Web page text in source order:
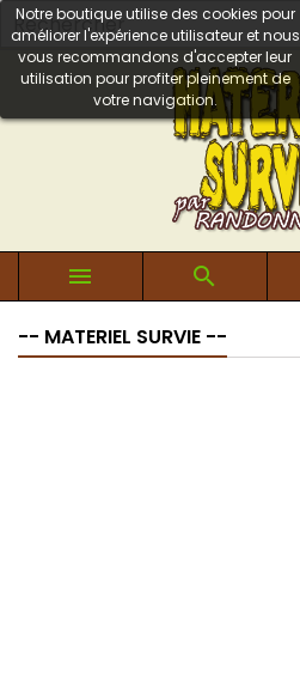
Notre boutique utilise des cookies pour
améliorer l'expérience utilisateur et nous
vous recommandons d'accepter leur
utilisation pour profiter pleinement de
votre navigation.
 
-- MATERIEL SURVIE --